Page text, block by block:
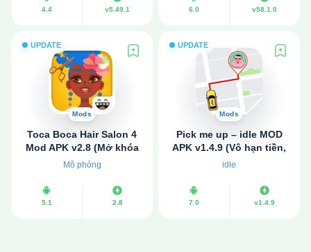
4.4 v5.49.1 6.0 v58.1.0
UPDATE
Mods
Toca Boca Hair Salon 4
Mod APK v2.8 (Mở khóa
tất cả)
Mô phỏng
5.1 2.8
UPDATE
Mods
Pick me up – idle MOD
APK v1.4.9 (Vô hạn tiền,
kim cương)
idle
7.0 v1.4.9